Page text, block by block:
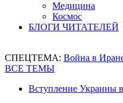
Медицина
Космос
БЛОГИ ЧИТАТЕЛЕЙ
СПЕЦТЕМА: Война в
ВСЕ ТЕМЫ
Вступление Украины